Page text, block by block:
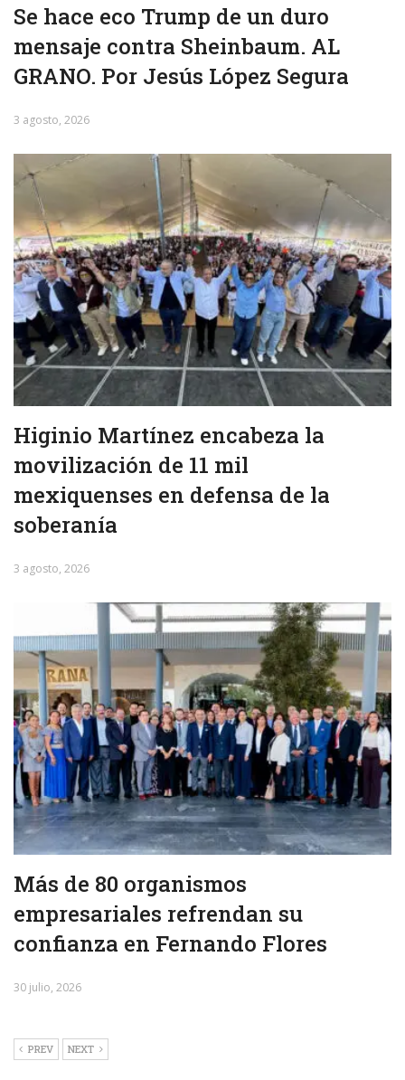
Se hace eco Trump de un duro
mensaje contra Sheinbaum. AL
GRANO. Por Jesús López Segura
3 agosto, 2026
Higinio Martínez encabeza la
movilización de 11 mil
mexiquenses en defensa de la
soberanía
3 agosto, 2026
Más de 80 organismos
empresariales refrendan su
confianza en Fernando Flores
30 julio, 2026
PREV NEXT